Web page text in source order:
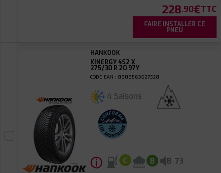
228.90€TTC
FAIRE INSTALLER CE
PNEU
HANKOOK
KINERGY 4S2 X
275/30 R 20 97Y
CODE EAN : 8808563627328
4 Saisons
ⓘ C B B 73